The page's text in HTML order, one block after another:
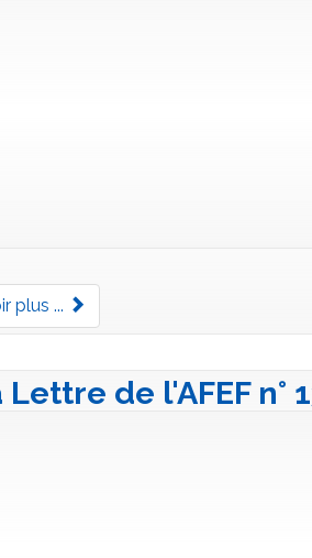
plus ...
Lettre de l'AFEF n°